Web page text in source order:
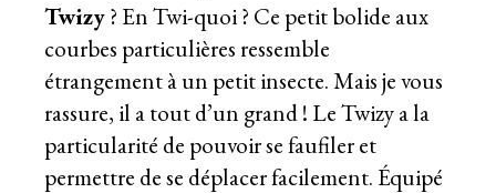
Twizy? En Twi-quoi ? Ce petit bolide aux
courbes particulières ressemble
étrangement à un petit insecte. Mais je vous
rassure, il a tout d’un grand ! Le Twizy a la
particularité de pouvoir se faufiler et
permettre de se déplacer facilement. Équipé